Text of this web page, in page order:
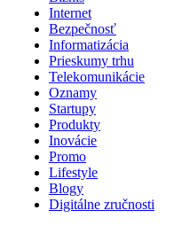
Internet
Bezpečnosť
Informatizácia
Prieskumy trhu
Telekomunikácie
Oznamy
Startupy
Produkty
Inovácie
Promo
Lifestyle
Blogy
Digitálne zručnosti